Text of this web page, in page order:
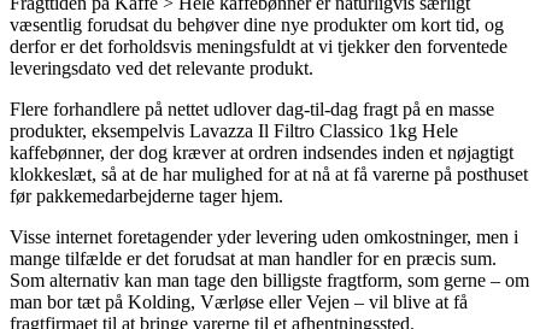
væsentlig forudsat du behøver dine nye produkter om kort tid, og
derfor er det forholdsvis meningsfuldt at vi tjekker den forventede
leveringsdato ved det relevante produkt.
Flere forhandlere på nettet udlover dag-til-dag fragt på en masse
produkter, eksempelvis Lavazza Il Filtro Classico 1kg Hele
kaffebønner, der dog kræver at ordren indsendes inden et nøjagtigt
klokkeslæt, så at de har mulighed for at nå at få varerne på posthuset
før pakkemedarbejderne tager hjem.
Visse internet foretagender yder levering uden omkostninger, men i
mange tilfælde er det forudsat at man handler for en præcis sum.
Som alternativ kan man tage den billigste fragtform, som gerne – om
man bor tæt på Kolding, Værløse eller Vejen – vil blive at få
fragtfirmaet til at bringe varerne til et afhentningssted.